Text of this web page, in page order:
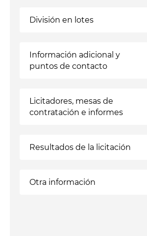
División en lotes
Información adicional y
puntos de contacto
Licitadores, mesas de
contratación e informes
Resultados de la licitación
Otra información